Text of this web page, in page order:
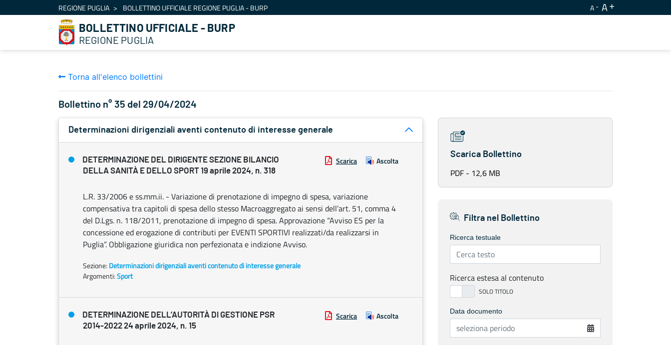
Skip to ContentREGIONE PUGLIA BOLLETTINO UFFICIALE REGIONE PUGLIA - BURP A A
BOLLETTINO UFFICIALE - BURP
REGIONE PUGLIA
Torna all'elenco bollettini
Bollettino n° 35 del 29/04/2024
Determinazioni dirigenziali aventi contenuto di interesse generale
DETERMINAZIONE DEL DIRIGENTE SEZIONE BILANCIO
DELLA SANITÀ E DELLO SPORT 19 aprile 2024, n. 318
Scarica Ascolta
L.R. 33/2006 e ss.mm.ii. - Variazione di prenotazione di impegno di spesa, variazione
compensativa tra capitoli di spesa dello stesso Macroaggregato ai sensi dell’art. 51, comma 4
del D.Lgs. n. 118/2011, prenotazione di impegno di spesa. Approvazione “Avviso ES per la
concessione ed erogazione di contributi per EVENTI SPORTIVI realizzati/da realizzarsi in
Puglia”. Obbligazione giuridica non perfezionata e indizione Avviso.
Sezione: Determinazioni dirigenziali aventi contenuto di interesse generale
Argomenti:Sport
DETERMINAZIONE DELL’AUTORITÀ DI GESTIONE PSR
2014-2022 24 aprile 2024, n. 15
Scarica Ascolta
Scarica Bollettino
PDF - 12,6 MB
Filtra nel Bollettino
Ricerca testuale
Ricerca estesa al contenuto
Data documento